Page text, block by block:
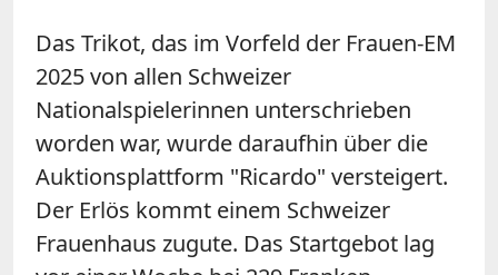
Das Trikot, das im Vorfeld der Frauen-EM
2025 von allen Schweizer
Nationalspielerinnen unterschrieben
worden war, wurde daraufhin über die
Auktionsplattform "Ricardo" versteigert.
Der Erlös kommt einem Schweizer
Frauenhaus zugute. Das Startgebot lag